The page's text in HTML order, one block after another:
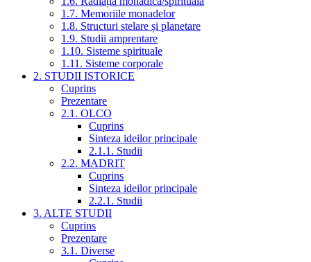
1.7. Memoriile monadelor
1.8. Structuri stelare și planetare
1.9. Studii amprentare
1.10. Sisteme spirituale
1.11. Sisteme corporale
2. STUDII ISTORICE
Cuprins
Prezentare
2.1. OLCO
Cuprins
Sinteza ideilor principale
2.1.1. Studii
2.2. MADRIT
Cuprins
Sinteza ideilor principale
2.2.1. Studii
3. ALTE STUDII
Cuprins
Prezentare
3.1. Diverse